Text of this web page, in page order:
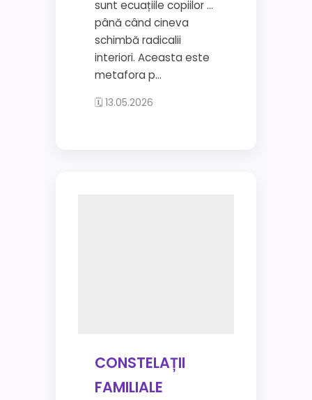
sunt ecuațiile copiilor …
până când cineva
schimbă radicalii
interiori. Aceasta este
metafora p...
🗓 13.05.2026
CONSTELAȚII
FAMILIALE